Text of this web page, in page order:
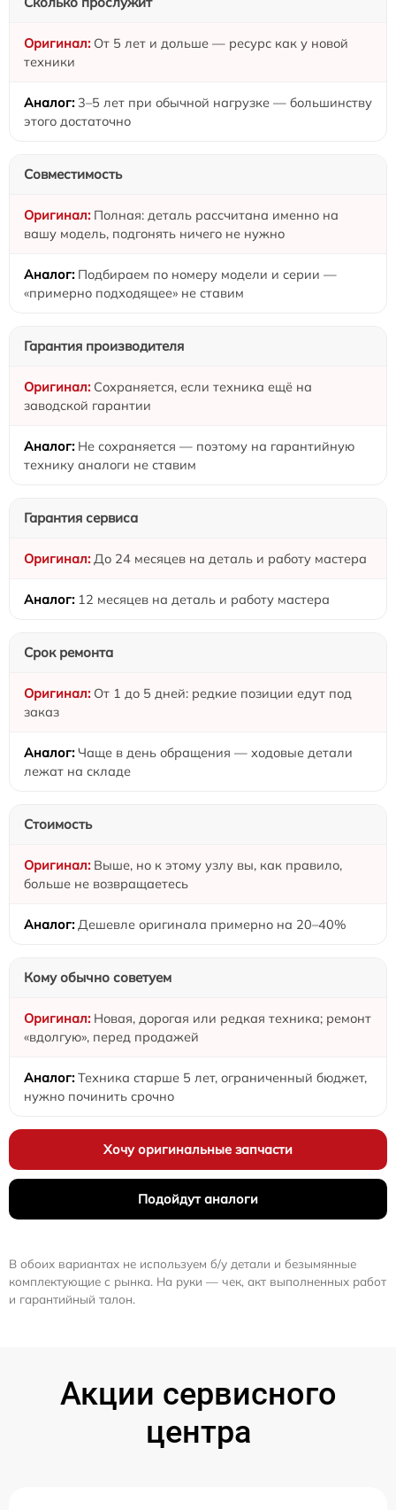
От 5 лет и дольше — ресурс как у новой
техники
3–5 лет при обычной нагрузке — большинству
этого достаточно
Совместимость
Полная: деталь рассчитана именно на
вашу модель, подгонять ничего не нужно
Подбираем по номеру модели и серии —
«примерно подходящее» не ставим
Гарантия производителя
Сохраняется, если техника ещё на
заводской гарантии
Не сохраняется — поэтому на гарантийную
технику аналоги не ставим
Гарантия сервиса
До 24 месяцев на деталь и работу мастера
12 месяцев на деталь и работу мастера
Срок ремонта
От 1 до 5 дней: редкие позиции едут под
заказ
Чаще в день обращения — ходовые детали
лежат на складе
Стоимость
Выше, но к этому узлу вы, как правило,
больше не возвращаетесь
Дешевле оригинала примерно на 20–40%
Кому обычно советуем
Новая, дорогая или редкая техника; ремонт
«вдолгую», перед продажей
Техника старше 5 лет, ограниченный бюджет,
нужно починить срочно
Хочу оригинальные запчасти
Подойдут аналоги
В обоих вариантах не используем б/у детали и безымянные
комплектующие с рынка. На руки — чек, акт выполненных работ
и гарантийный талон.
Акции сервисного
центра